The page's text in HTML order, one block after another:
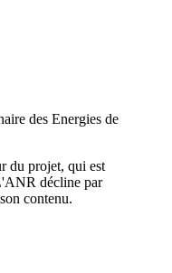
des Energies de
du projet, qui est
décline par
contenu.